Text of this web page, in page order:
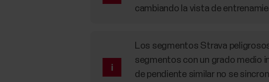
cambiando la vista de
Los segmentos Strava
segmentos con un grado medio
de pendiente similar no se